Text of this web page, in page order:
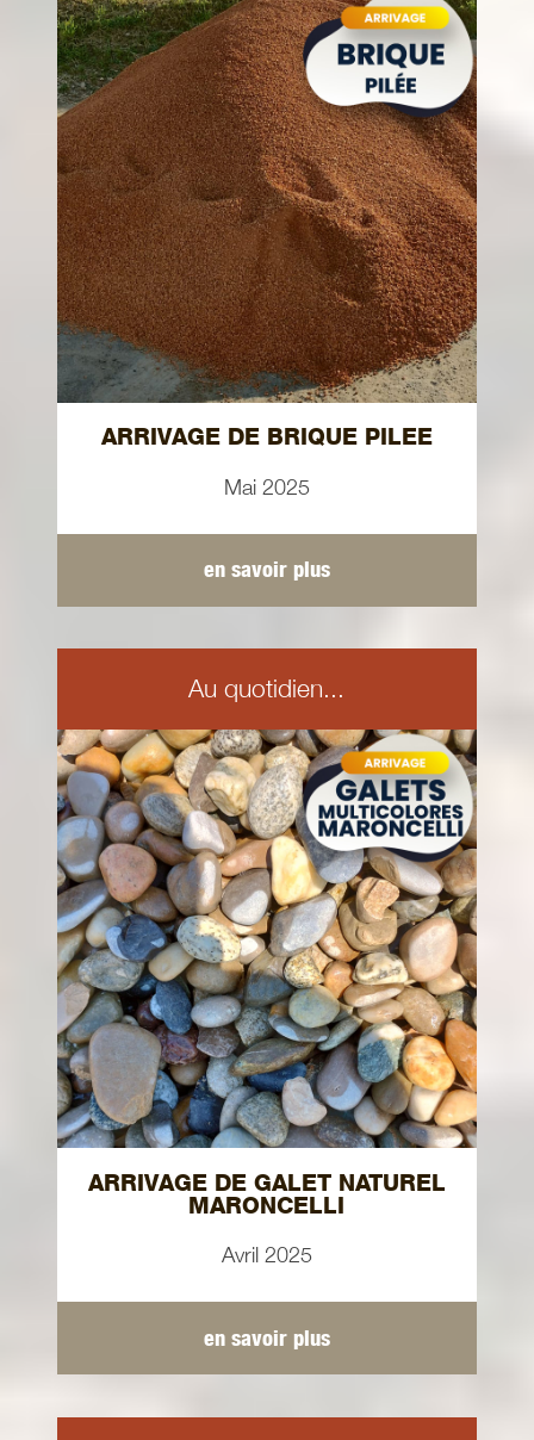
ARRIVAGE DE BRIQUE PILEE
Mai 2025
en savoir plus
Au quotidien...
ARRIVAGE DE GALET NATUREL
MARONCELLI
Avril 2025
en savoir plus